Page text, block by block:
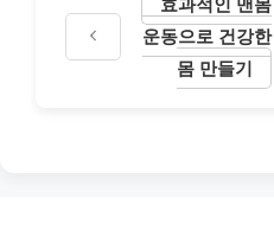
효과적인 맨몸
운동으로 건강한
몸 만들기